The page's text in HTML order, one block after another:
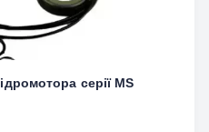
серії MS